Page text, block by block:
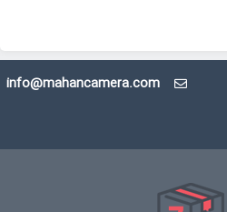
info@mahancamera.com